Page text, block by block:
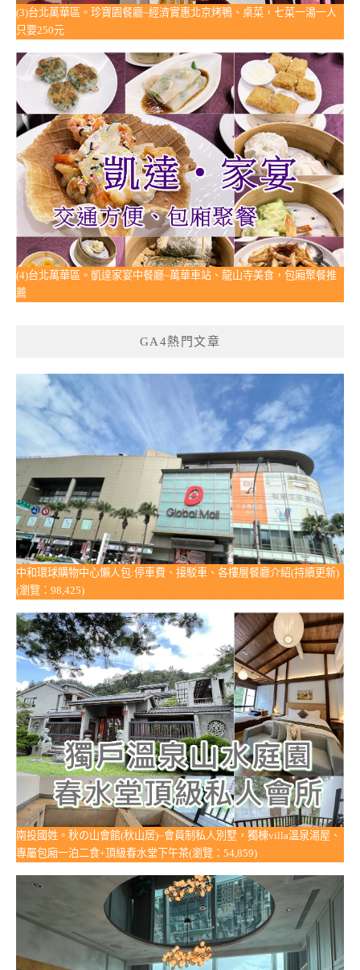
(3)台北萬華區。珍寶園餐廳~經濟實惠北京烤鴨、桌菜，七菜一湯一人
只要250元
(4)台北萬華區。凱達家宴中餐廳~萬華車站、龍山寺美食，包廂聚餐推
薦
GA4熱門文章
中和環球購物中心懶人包:停車費、接駁車、各樓層餐廳介紹(持續更新)
(瀏覽：98,425)
南投國姓。秋の山會館(秋山居)~會員制私人別墅，獨棟villa溫泉湯屋、
專屬包廂一泊二食+頂級春水堂下午茶(瀏覽：54,859)